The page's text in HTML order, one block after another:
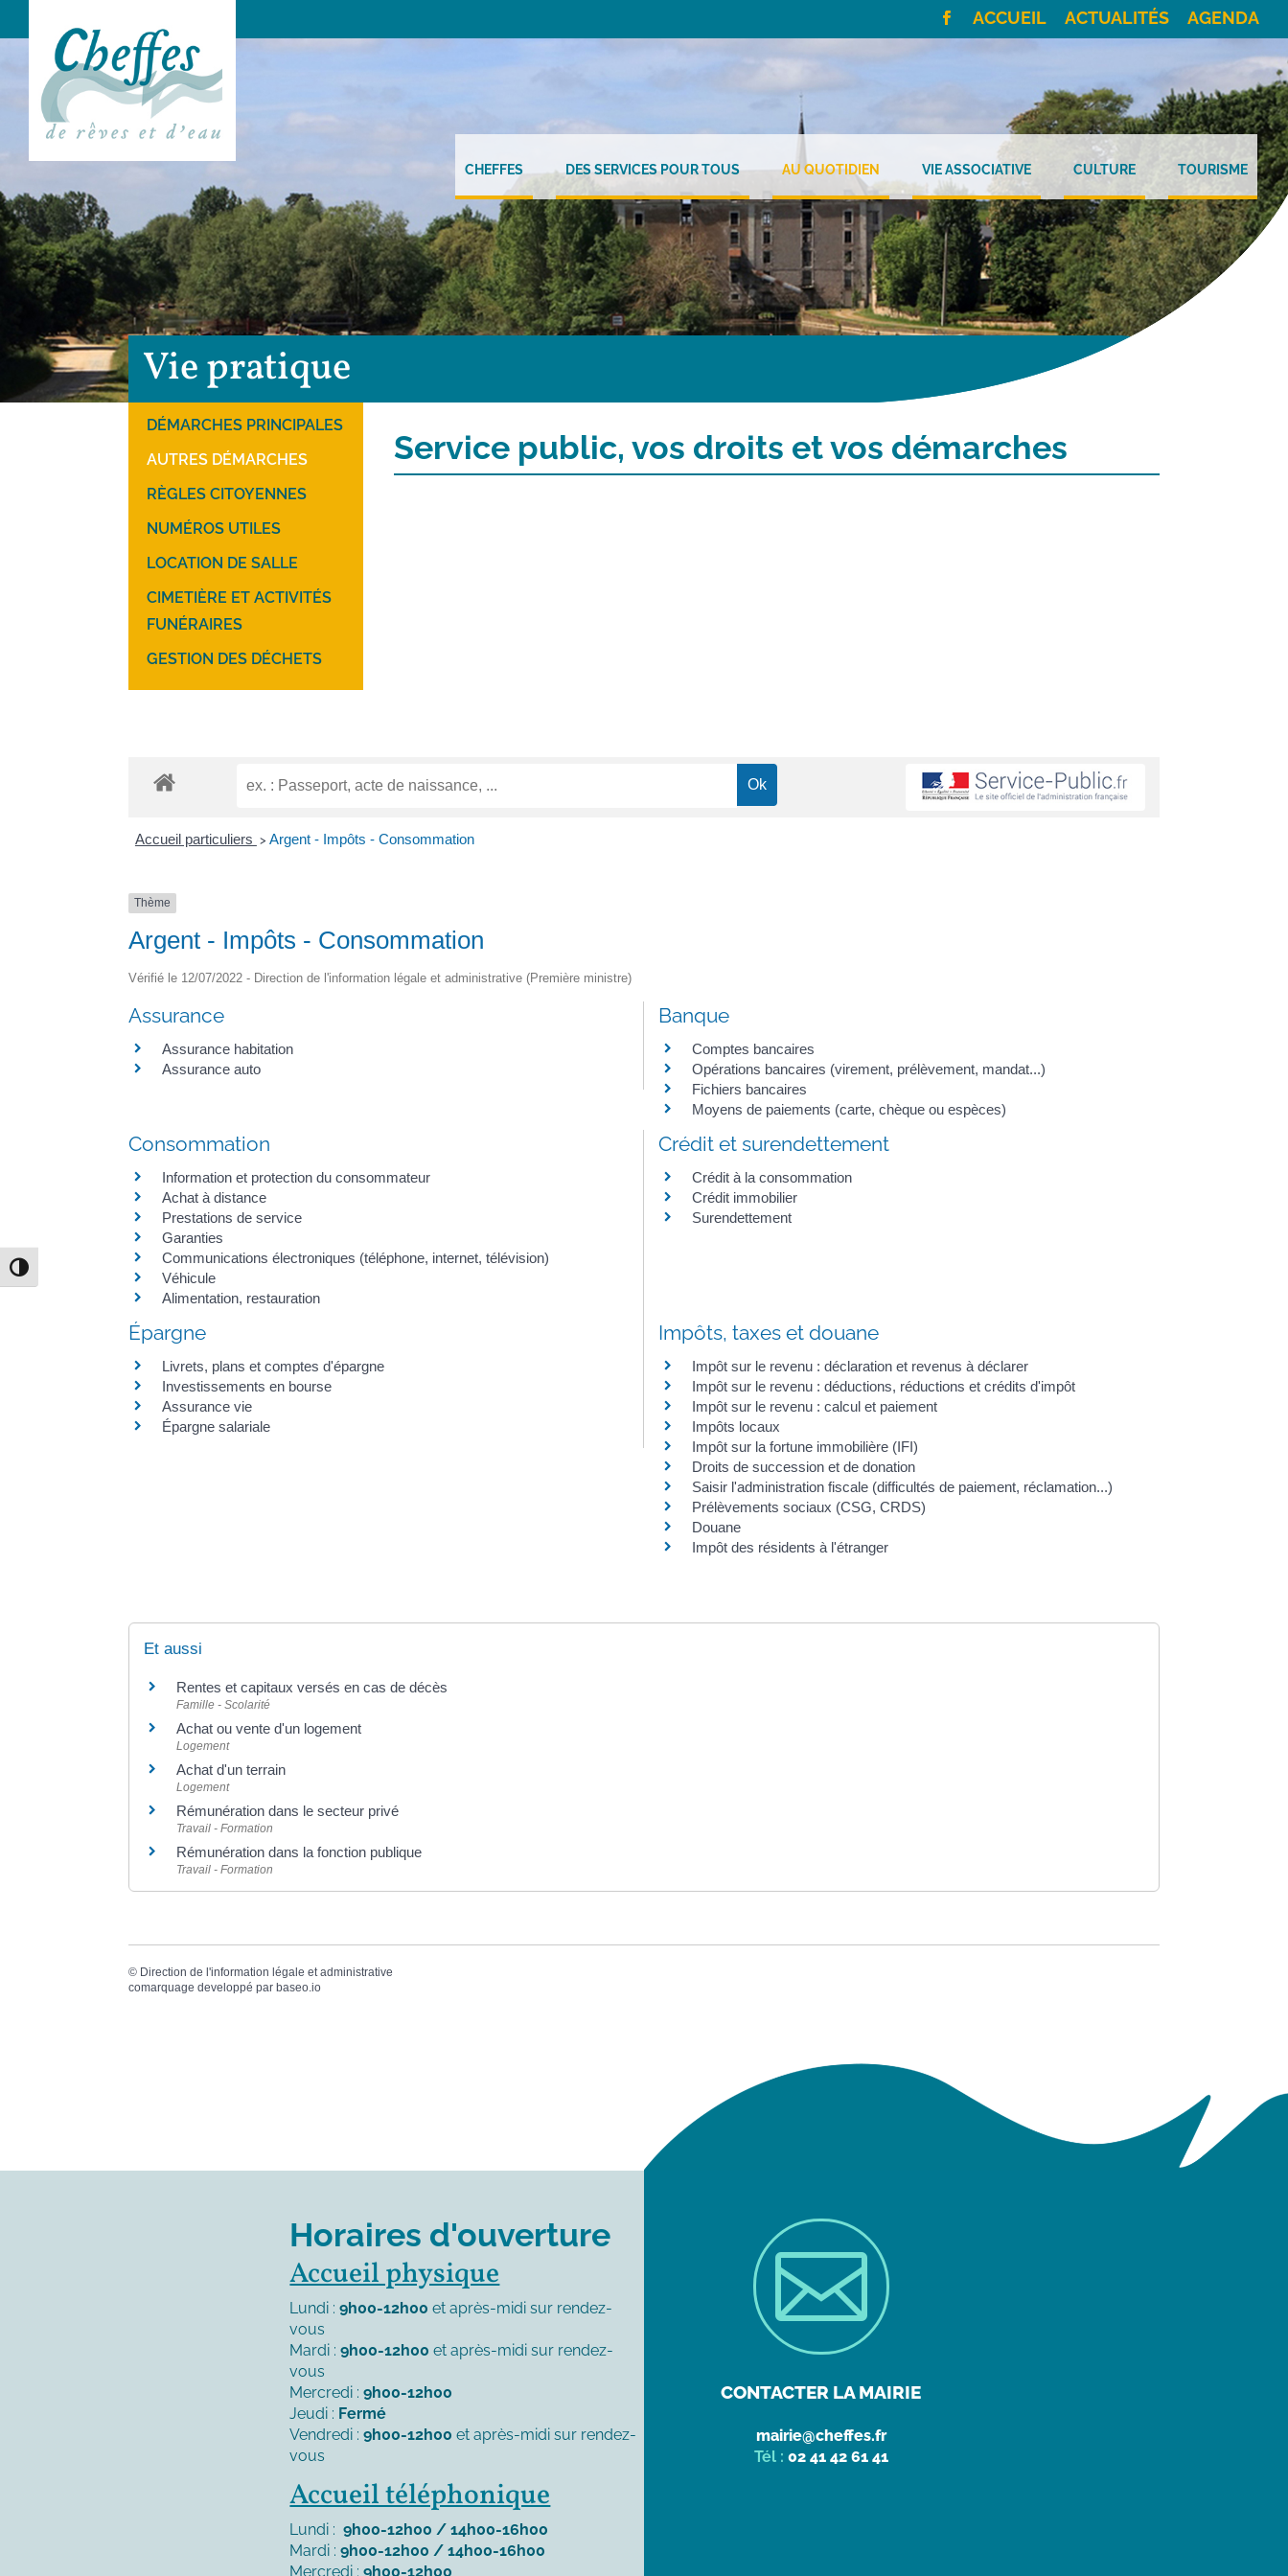
Passer en contraste élevé
ACCUEIL ACTUALITÉS AGENDA
CHEFFES DES SERVICES POUR TOUS AU QUOTIDIEN VIE ASSOCIATIVE CULTURE TOURISME
Vie pratique
DÉMARCHES PRINCIPALES
AUTRES DÉMARCHES
RÈGLES CITOYENNES
NUMÉROS UTILES
LOCATION DE SALLE
CIMETIÈRE ET ACTIVITÉS
FUNÉRAIRES
GESTION DES DÉCHETS
Service public, vos droits et vos démarches
Accueil particuliers > Argent - Impôts - Consommation
Thème
Argent - Impôts - Consommation
Vérifié le 12/07/2022 - Direction de l'information légale et administrative (Première ministre)
Assurance
Assurance habitation
Assurance auto
Banque
Comptes bancaires
Opérations bancaires (virement, prélèvement, mandat...)
Fichiers bancaires
Moyens de paiements (carte, chèque ou espèces)
Consommation
Information et protection du consommateur
Achat à distance
Prestations de service
Garanties
Communications électroniques (téléphone, internet, télévision)
Véhicule
Alimentation, restauration
Crédit et surendettement
Crédit à la consommation
Crédit immobilier
Surendettement
Épargne
Livrets, plans et comptes d'épargne
Investissements en bourse
Assurance vie
Épargne salariale
Impôts, taxes et douane
Impôt sur le revenu : déclaration et revenus à déclarer
Impôt sur le revenu : déductions, réductions et crédits d'impôt
Impôt sur le revenu : calcul et paiement
Impôts locaux
Impôt sur la fortune immobilière (IFI)
Droits de succession et de donation
Saisir l'administration fiscale (difficultés de paiement, réclamation...)
Prélèvements sociaux (CSG, CRDS)
Douane
Impôt des résidents à l'étranger
Et aussi
Rentes et capitaux versés en cas de décès
Famille - Scolarité
Achat ou vente d'un logement
Logement
Achat d'un terrain
Logement
Rémunération dans le secteur privé
Travail - Formation
Rémunération dans la fonction publique
Travail - Formation
© Direction de l'information légale et administrative
comarquage developpé parbaseo.io
Horaires d'ouverture
Accueil physique
Lundi :9h00-12h00 et après-midi sur rendez-
vous
Mardi :9h00-12h00 et après-midi sur rendez-
vous
Mercredi :9h00-12h00
Jeudi : Fermé
Vendredi :9h00-12h00 et après-midi sur rendez-
vous
Accueil téléphonique
Lundi :9h00-12h00 / 14h00-16h00
Mardi :9h00-12h00 / 14h00-16h00
Mercredi :9h00-12h00

CONTACTER LA MAIRIE
mairie@cheffes.fr
Tél : 02 41 42 61 41